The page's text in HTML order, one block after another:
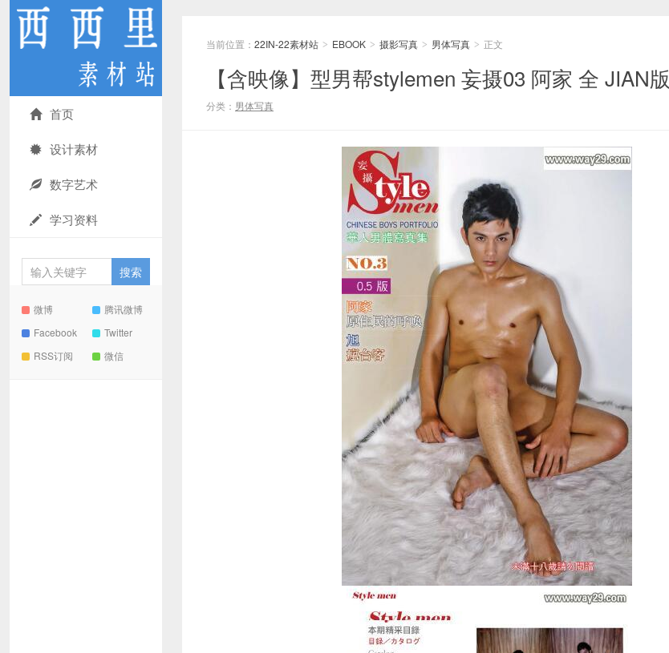
首页
设计素材
数字艺术
学习资料
微博
腾讯微博
Facebook
Twitter
RSS订阅
微信
当前位置： 22IN-22素材站 > EBOOK > 摄影写真 > 男体写真 > 正文
【含映像】型男帮stylemen 妄摄03 阿家 全 JIAN版
分类： 男体写真